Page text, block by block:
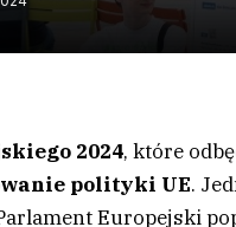
2024, które
polityki UE.
Europejski